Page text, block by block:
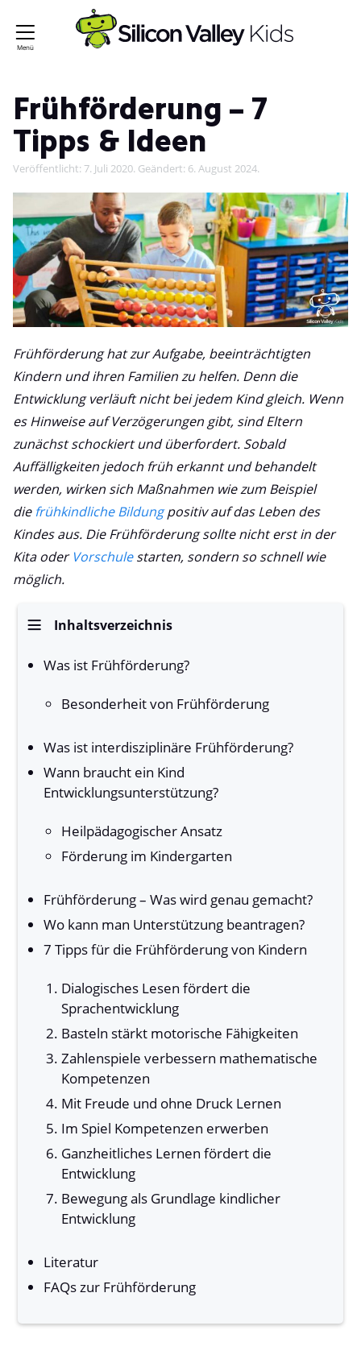
Frühförderung – 7
Tipps & Ideen
Veröffentlicht: 7. Juli 2020. Geändert: 6. August 2024.
Frühförderung hat zur Aufgabe, beeinträchtigten
Kindern und ihren Familien zu helfen. Denn die
Entwicklung verläuft nicht bei jedem Kind gleich. Wenn
es Hinweise auf Verzögerungen gibt, sind Eltern
zunächst schockiert und überfordert. Sobald
Auffälligkeiten jedoch früh erkannt und behandelt
werden, wirken sich Maßnahmen wie zum Beispiel
diefrühkindliche Bildungpositiv auf das Leben des
Kindes aus. Die Frühförderung sollte nicht erst in der
Kita oder Vorschulestarten, sondern so schnell wie
möglich.
Inhaltsverzeichnis
Was ist Frühförderung?
Besonderheit von Frühförderung
Was ist interdisziplinäre Frühförderung?
Wann braucht ein Kind
Entwicklungsunterstützung?
Heilpädagogischer Ansatz
Förderung im Kindergarten
Frühförderung – Was wird genau gemacht?
Wo kann man Unterstützung beantragen?
7 Tipps für die Frühförderung von Kindern
Dialogisches Lesen fördert die
Sprachentwicklung
Basteln stärkt motorische Fähigkeiten
Zahlenspiele verbessern mathematische
Kompetenzen
Mit Freude und ohne Druck Lernen
Im Spiel Kompetenzen erwerben
Ganzheitliches Lernen fördert die
Entwicklung
Bewegung als Grundlage kindlicher
Entwicklung
Literatur
FAQs zur Frühförderung